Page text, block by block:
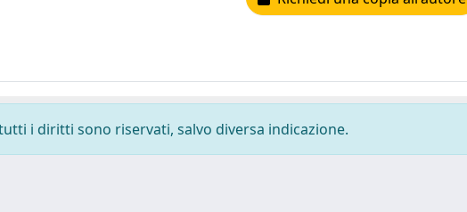
i diritti sono riservati, salvo diversa indicazione.